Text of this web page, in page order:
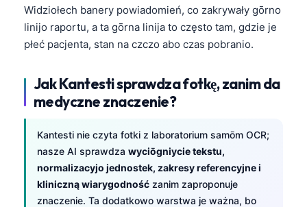
Widziołech banery powiadomień, co zakrywały gōrno
linijo raportu, a ta gōrna linija to często tam, gdzie je
płeć pacjenta, stan na czczo abo czas pobranio.
Jak Kantesti sprawdza fotkę, zanim da
medyczne znaczenie?
Kantesti nie czyta fotki z laboratorium samōm OCR;
nasze AI sprawdza wyciōgniycie tekstu,
normalizacyjo jednostek, zakresy referencyjne i
kliniczną wiarygodność zanim zaproponuje
znaczenie. Ta dodatkowo warstwa je ważna, bo